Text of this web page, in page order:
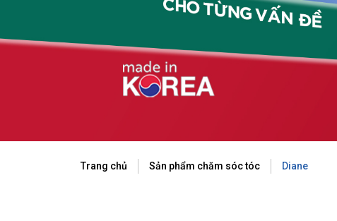
Trang chủ Sản phẩm chăm sóc tóc Diane